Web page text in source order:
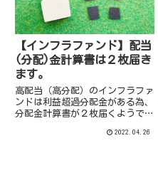
【インフラファンド】配当
(分配)金計算書は２枚届き
ます。
高配当（高分配）のインフラファ
ンドは利益超過分配金がある為、
分配金計算書が２枚届くようで
2022.04.26